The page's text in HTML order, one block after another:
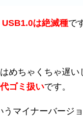
USB1.0は絶滅種で
めちゃくちゃ遅い
ゴミ扱いです。
うマイナーバージ